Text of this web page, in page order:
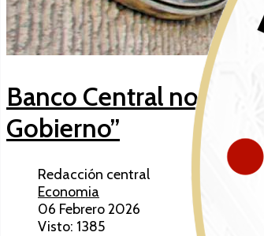
Banco Central no
Gobierno”
Redacción central
Economia
06 Febrero 2026
Visto: 1385